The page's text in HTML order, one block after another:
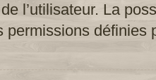
l’utilisateur. La
définies